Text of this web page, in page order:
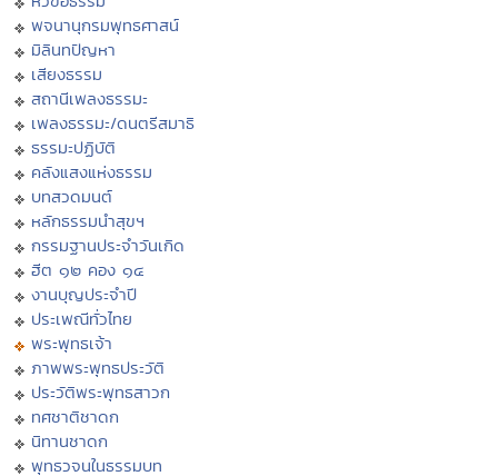
พจนานุกรมพุทธศาสน์
มิลินทปัญหา
เสียงธรรม
สถานีเพลงธรรมะ
เพลงธรรมะ/ดนตรีสมาธิ
ธรรมะปฏิบัติ
คลังแสงแห่งธรรม
บทสวดมนต์
หลักธรรมนำสุขฯ
กรรมฐานประจำวันเกิด
ฮีต ๑๒ คอง ๑๔
งานบุญประจำปี
ประเพณีทั่วไทย
พระพุทธเจ้า
ภาพพระพุทธประวัติ
ประวัติพระพุทธสาวก
ทศชาติชาดก
นิทานชาดก
พุทธวจนในธรรมบท